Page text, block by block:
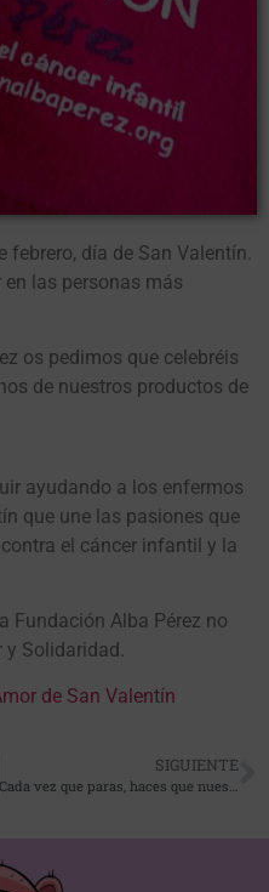
febrero, día de San Valentín.
en las personas más
os pedimos que celebréis
de nuestros productos de
ayudando a los enfermos
que une las pasiones que
el cáncer infantil y la
Fundación Alba Pérez no
y Solidaridad.
de San Valentín
SIGUIENTE